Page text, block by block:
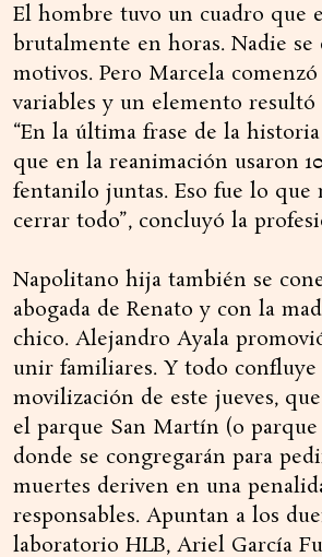
El hombre tuvo un cuadro que
brutalmente en horas. Nadie se
motivos. Pero Marcela
variables y un elemento
“En la última frase de la
que en la reanimación usaron
fentanilo juntas. Eso fue lo que
cerrar todo”, concluyó la
Napolitano hija también se
abogada de Renato y con la
chico. Alejandro Ayala
unir familiares. Y todo confluye
movilización de este jueves,
el parque San Martín (o
donde se congregarán para
muertes deriven en una
responsables. Apuntan a los
laboratorio HLB, Ariel García